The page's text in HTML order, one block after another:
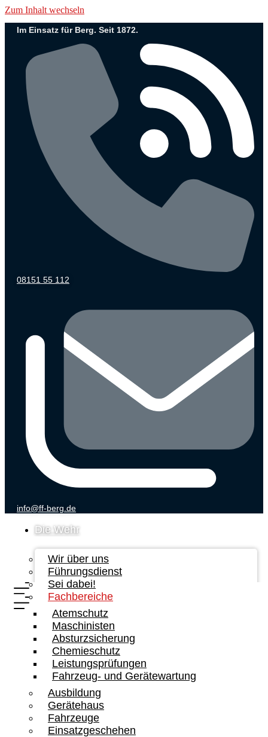
Zum Inhalt wechseln
Im Einsatz für Berg. Seit 1872.
08151 55 112
info@ff-berg.de
Die Wehr
Wir über uns
Führungsdienst
Sei dabei!
Fachbereiche
Atemschutz
Maschinisten
Absturzsicherung
Chemieschutz
Leistungsprüfungen
Fahrzeug- und Gerätewartung
Ausbildung
Gerätehaus
Fahrzeuge
Einsatzgeschehen